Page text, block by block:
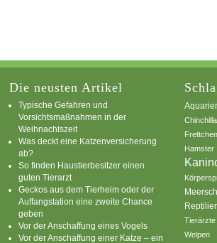
Die neusten Artikel
Typische Gefahren und
Vorsichtsmaßnahmen in der
Weihnachtszeit
Was deckt eine Katzenversicherung
ab?
So finden Haustierbesitzer einen
guten Tierarzt
Geckos aus dem Tierheim oder der
Auffangstation eine zweite Chance
geben
Vor der Anschaffung eines Vogels
Vor der Anschaffung einer Katze – ein
Frettchen
Hamster
Tierärzte
Welpen